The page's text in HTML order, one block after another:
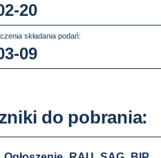
20
składania podań:
09
do pobrania: